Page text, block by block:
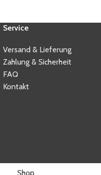
Service
Versand & Lieferung
Zahlung & Sicherheit
FAQ
Kontakt
Shop